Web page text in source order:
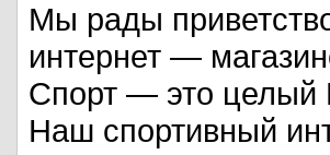
Мы рады
интернет —
Спорт — это целый
Наш спортивный